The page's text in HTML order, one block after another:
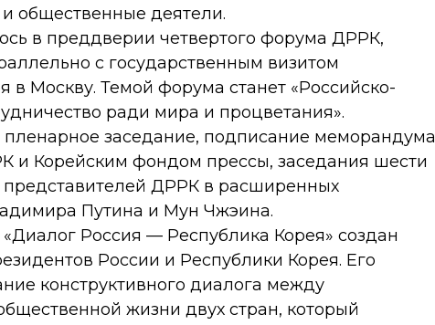
общественные деятели.
в преддверии четвертого форума ДРРК,
с государственным визитом
в Москву. Темой форума станет «Российско-
ради мира и процветания».
заседание, подписание меморандума
и Корейским фондом прессы, заседания шести
представителей ДРРК в расширенных
Путина и Мун Чжэина.
Россия — Республика Корея» создан
России и Республики Корея. Его
конструктивного диалога между
жизни двух стран, который